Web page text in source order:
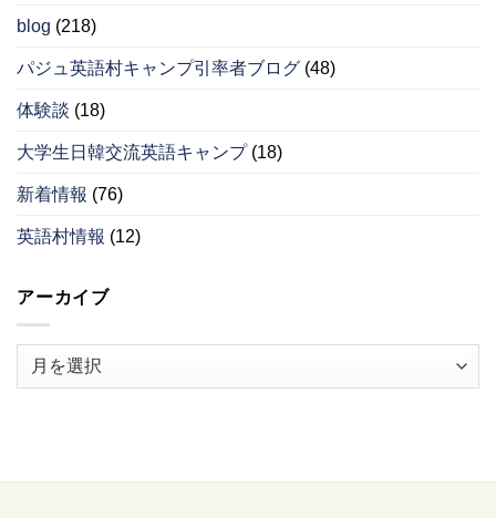
blog (218)
パジュ英語村キャンプ引率者ブログ (48)
体験談 (18)
大学生日韓交流英語キャンプ(18)
新着情報 (76)
英語村情報 (12)
アーカイブ